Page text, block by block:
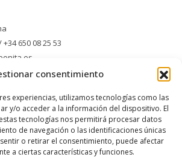
consentimiento
experiencias, utilizamos tecnologías como las
y/o acceder a la información del dispositivo. El
tecnologías nos permitirá procesar datos
de navegación o las identificaciones únicas
o retirar el consentimiento, puede afectar
a ciertas características y funciones.
+34 650 08 25 53